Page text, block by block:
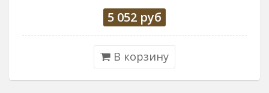
5 052 руб
В корзину